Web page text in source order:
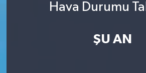
Hava Durumu
ŞU AN
Kahramanmaraş
Süper Lig Puan Durumu ve